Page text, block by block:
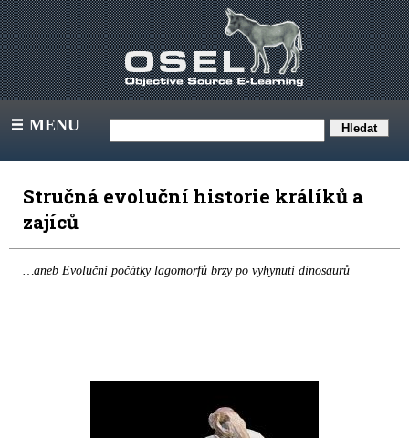
III MENU
Stručná evoluční historie králíků a
zajíců
…aneb Evoluční počátky lagomorfů brzy po vyhynutí dinosaurů